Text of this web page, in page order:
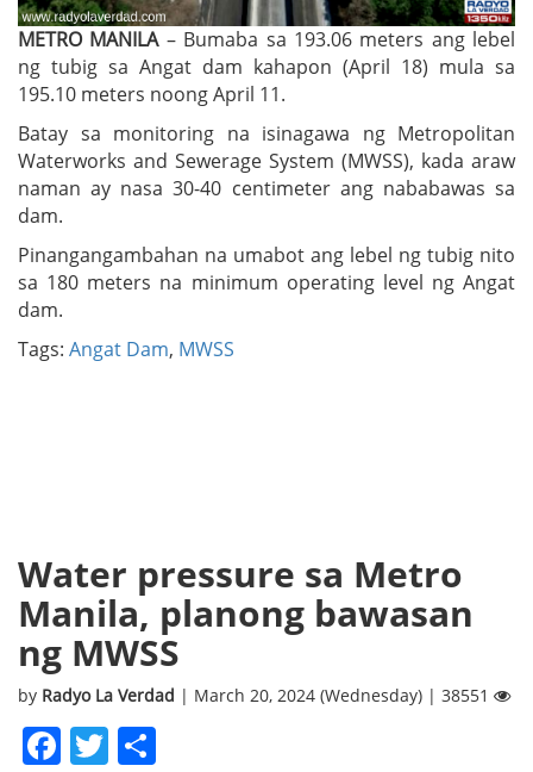
METRO MANILA– Bumaba sa 193.06 meters ang lebel
ng tubig sa Angat dam kahapon (April 18) mula sa
195.10 meters noong April 11.
Batay sa monitoring na isinagawa ng Metropolitan
Waterworks and Sewerage System (MWSS), kada araw
naman ay nasa 30-40 centimeter ang nababawas sa
dam.
Pinangangambahan na umabot ang lebel ng tubig nito
sa 180 meters na minimum operating level ng Angat
dam.
Tags: Angat Dam, MWSS
Water pressure sa Metro
Manila, planong bawasan
ng MWSS
by Radyo La Verdad | March 20, 2024 (Wednesday) | 38551
Facebook
Twitter